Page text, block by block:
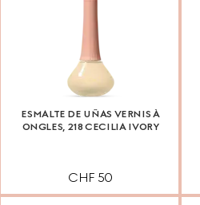
ESMALTE DE UÑAS VERNIS À
ONGLES, 218 CECILIA IVORY
CHF 50